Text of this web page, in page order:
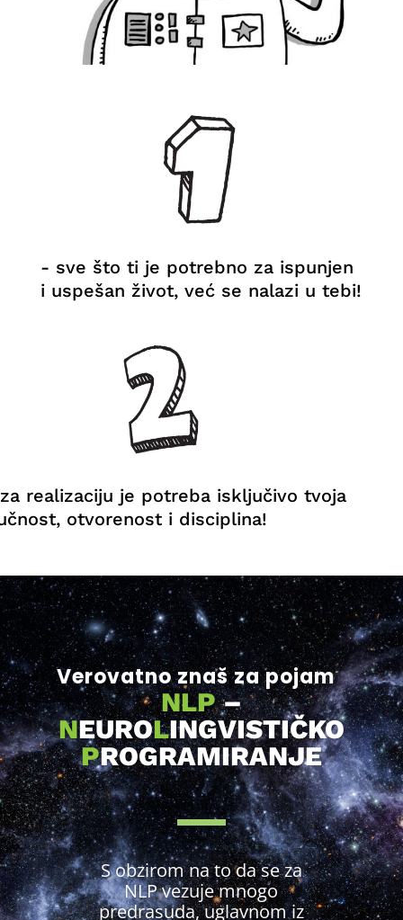
- sve što ti je potrebno za ispunjen
i uspešan život, već se nalazi u tebi!
realizaciju je potreba isključivo tvoja
otvorenost i disciplina!
Verovatno znaš za pojam
NLP–
NEUROLINGVISTIČKO
PROGRAMIRANJE
S obzirom na to da se za
NLP vezuje mnogo
predrasuda, uglavnom iz